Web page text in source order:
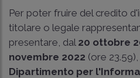
Per poter fruire del credito
titolare o legale
presentare, dal 20 ottobre
novembre 2022 (ore
Dipartimento per